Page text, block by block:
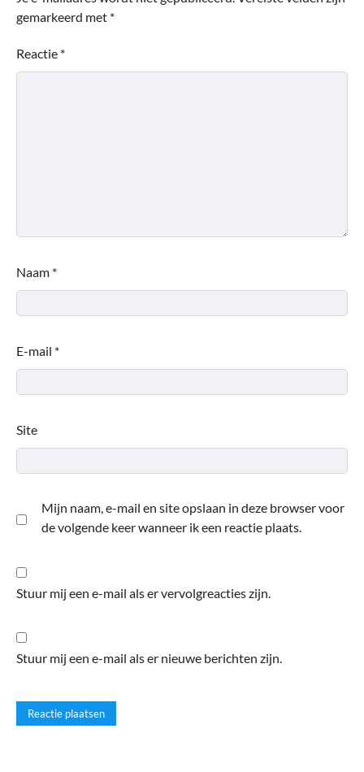
gemarkeerd met *
Reactie *
Naam *
E-mail *
Site
Mijn naam, e-mail en site opslaan in deze browser voor
de volgende keer wanneer ik een reactie plaats.
Stuur mij een e-mail als er vervolgreacties zijn.
Stuur mij een e-mail als er nieuwe berichten zijn.